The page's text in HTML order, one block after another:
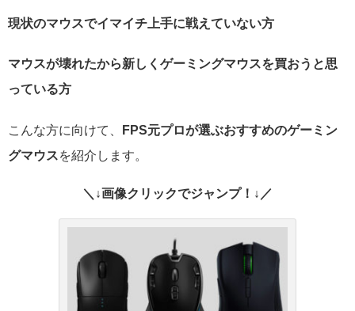
現状のマウスでイマイチ上手に戦えていない方
マウスが壊れたから新しくゲーミングマウスを買おうと思
っている方
こんな方に向けて、 FPS元プロが選ぶおすすめのゲーミン
グマウス を紹介します。
＼↓画像クリックでジャンプ！↓／